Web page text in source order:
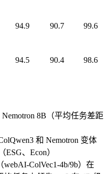
94.9 90.7 99.6
94.5 90.4 98.6
8B（平均任务差距
和 Nemotron 变体
、Econ）
ColVec1-4b/9b）在